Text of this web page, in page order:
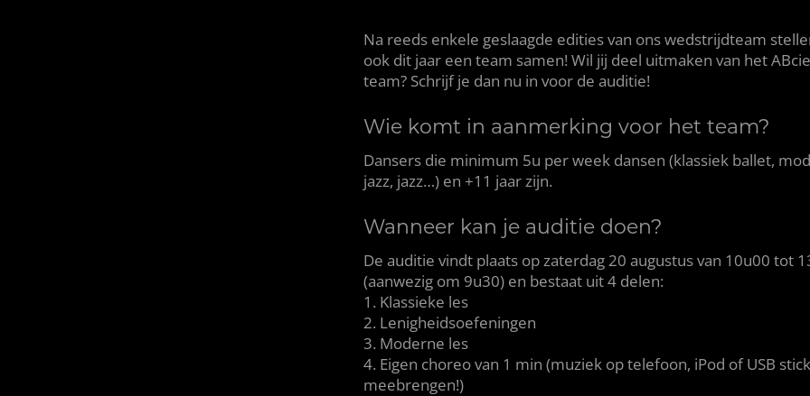
Na reeds enkele geslaagde edities van ons wedstrijdteam
ook dit jaar een team samen! Wil jij deel uitmaken van het
team? Schrijf je dan nu in voor de auditie!
Wie komt in aanmerking voor het team?
Dansers die minimum 5u per week dansen (klassiek ballet,
jazz, jazz…) en +11 jaar zijn.
Wanneer kan je auditie doen?
De auditie vindt plaats op zaterdag 20 augustus van 10u00 tot
(aanwezig om 9u30) en bestaat uit 4 delen:
1. Klassieke les
2. Lenigheidsoefeningen
3. Moderne les
4. Eigen choreo van 1 min (muziek op telefoon, iPod of USB stick
meebrengen!)